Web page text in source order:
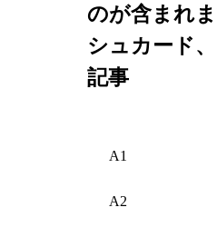
のが含まれ
シュカード、
記事
A1
A2